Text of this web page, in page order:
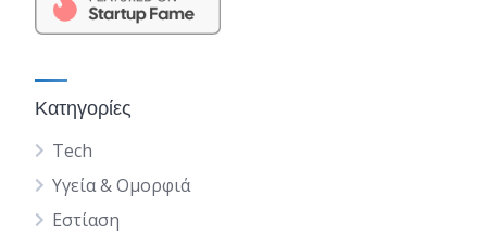
Κατηγορίες
Tech
Υγεία & Ομορφιά
Εστίαση